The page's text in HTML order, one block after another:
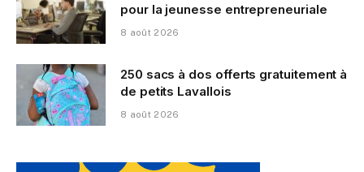
pour la jeunesse entrepreneuriale
8 août 2026
250 sacs à dos offerts gratuitement à
de petits Lavallois
8 août 2026